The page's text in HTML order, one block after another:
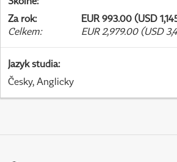
Za rok:
EUR 993.00 (USD
Celkem: EUR 2,979.00 (USD
Jazyk studia:
Česky, Anglicky